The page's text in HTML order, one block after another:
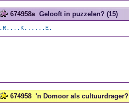
674958a Gelooft in puzzelen? (15)
.R....K......E.
674958 'n Domoor als cultuurdrager?